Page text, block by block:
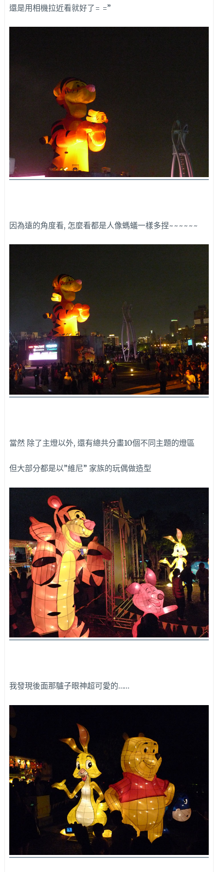
還是用相機拉近看就好了= =”
因為遠的角度看, 怎麼看都是人像螞蟻一樣多捏~~~~~~
當然 除了主燈以外, 還有總共分畫10個不同主題的燈區
但大部分都是以”維尼” 家族的玩偶做造型
我發現後面那驢子眼神超可愛的……